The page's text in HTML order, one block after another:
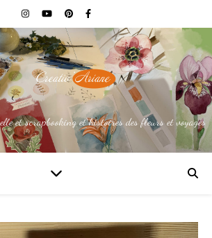
et scrapbooking et histoires des fleurs et voyages